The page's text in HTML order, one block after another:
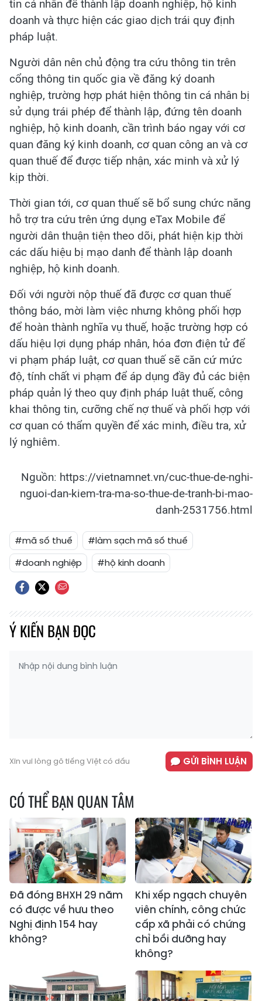
tin cá nhân để thành lập doanh nghiệp, hộ kinh
doanh và thực hiện các giao dịch trái quy định
pháp luật.
Người dân nên chủ động tra cứu thông tin trên
cổng thông tin quốc gia về đăng ký doanh
nghiệp, trường hợp phát hiện thông tin cá nhân bị
sử dụng trái phép để thành lập, đứng tên doanh
nghiệp, hộ kinh doanh, cần trình báo ngay với cơ
quan đăng ký kinh doanh, cơ quan công an và cơ
quan thuế để được tiếp nhận, xác minh và xử lý
kịp thời.
Thời gian tới, cơ quan thuế sẽ bổ sung chức năng
hỗ trợ tra cứu trên ứng dụng eTax Mobile để
người dân thuận tiện theo dõi, phát hiện kịp thời
các dấu hiệu bị mạo danh để thành lập doanh
nghiệp, hộ kinh doanh.
Đối với người nộp thuế đã được cơ quan thuế
thông báo, mời làm việc nhưng không phối hợp
để hoàn thành nghĩa vụ thuế, hoặc trường hợp có
dấu hiệu lợi dụng pháp nhân, hóa đơn điện tử để
vi phạm pháp luật, cơ quan thuế sẽ căn cứ mức
độ, tính chất vi phạm để áp dụng đầy đủ các biện
pháp quản lý theo quy định pháp luật thuế, công
khai thông tin, cưỡng chế nợ thuế và phối hợp với
cơ quan có thẩm quyền để xác minh, điều tra, xử
lý nghiêm.
Nguồn: https://vietnamnet.vn/cuc-thue-de-nghi-
nguoi-dan-kiem-tra-ma-so-thue-de-tranh-bi-mao-
danh-2531756.html
#mã số thuế
#làm sạch mã số thuế
#doanh nghiệp
#hộ kinh doanh
Ý KIẾN BẠN ĐỌC
Xin vui lòng gõ tiếng Việt có dấu GỬI BÌNH LUẬN
CÓ THỂ BẠN QUAN TÂM
Đã đóng BHXH 29 năm
có được về hưu theo
Nghị định 154 hay
không?
Khi xếp ngạch chuyên
viên chính, công chức
cấp xã phải có chứng
chỉ bồi dưỡng hay
không?